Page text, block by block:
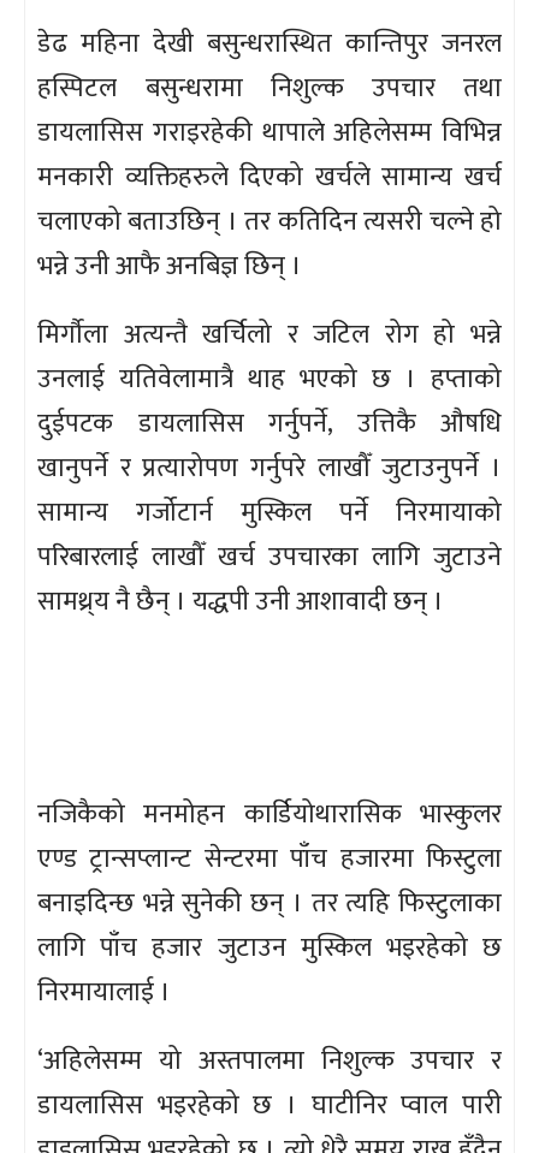
डेढ महिना देखी बसुन्धरास्थित कान्तिपुर जनरल
हस्पिटल बसुन्धरामा निशुल्क उपचार तथा
डायलासिस गराइरहेकी थापाले अहिलेसम्म विभिन्न
मनकारी व्यक्तिहरुले दिएको खर्चले सामान्य खर्च
चलाएको बताउछिन् । तर कतिदिन त्यसरी चल्ने हो
भन्ने उनी आफै अनबिज्ञ छिन् ।
मिर्गौला अत्यन्तै खर्चिलो र जटिल रोग हो भन्ने
उनलाई यतिवेलामात्रै थाह भएको छ । हप्ताको
दुईपटक डायलासिस गर्नुपर्ने, उत्तिकै औषधि
खानुपर्ने र प्रत्यारोपण गर्नुपरे लाखौँ जुटाउनुपर्ने ।
सामान्य गर्जोटार्न मुस्किल पर्ने निरमायाको
परिबारलाई लाखौँ खर्च उपचारका लागि जुटाउने
सामथ्र्य नै छैन् । यद्धपी उनी आशावादी छन् ।
नजिकैको मनमोहन कार्डियोथारासिक भास्कुलर
एण्ड ट्रान्सप्लान्ट सेन्टरमा पाँच हजारमा फिस्टुला
बनाइदिन्छ भन्ने सुनेकी छन् । तर त्यहि फिस्टुलाका
लागि पाँच हजार जुटाउन मुस्किल भइरहेको छ
निरमायालाई ।
‘अहिलेसम्म यो अस्तपालमा निशुल्क उपचार र
डायलासिस भइरहेको छ । घाटीनिर प्वाल पारी